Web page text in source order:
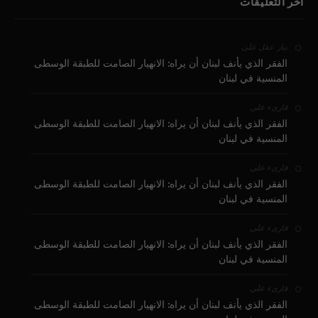
بيار عقل على
الفقر الذي يأنف لبنان أن يراه: الانهيار الصامت للطبقة الوسطى
المنسية في لبنان
قارىء على
الفقر الذي يأنف لبنان أن يراه: الانهيار الصامت للطبقة الوسطى
المنسية في لبنان
قارىء على
الفقر الذي يأنف لبنان أن يراه: الانهيار الصامت للطبقة الوسطى
المنسية في لبنان
قارىء على
الفقر الذي يأنف لبنان أن يراه: الانهيار الصامت للطبقة الوسطى
المنسية في لبنان
قارىء على
الفقر الذي يأنف لبنان أن يراه: الانهيار الصامت للطبقة الوسطى